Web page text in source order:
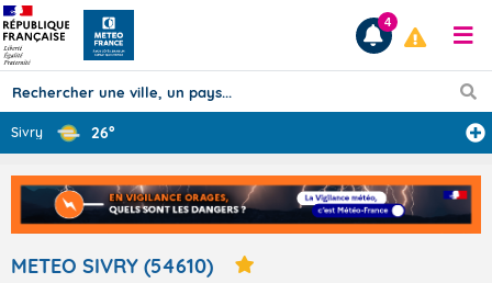
Prévisions
TOUS LES RÉSULTATS
4
Sivry 26°
METEO SIVRY (54610)